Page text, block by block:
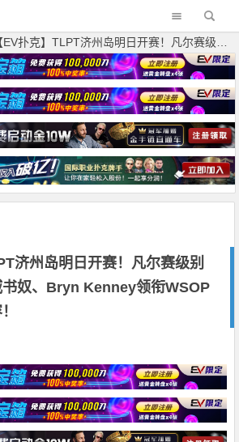
EV扑克】TLPT济州岛明日开赛！凡尔赛级别的奢华赛场，臧书奴、Bryn Kenney领衔WSOP规模的巨星阵容！
济州岛明日开赛！凡尔赛级别
书奴、Bryn Kenney领衔WSOP